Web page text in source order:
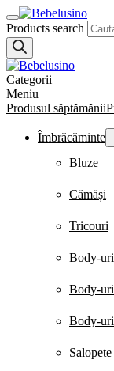
Products search
Categorii
Meniu
Produsul săptămănii
Îmbrăcăminte
Bluze
Cămăși
Tricouri
Body-
Body-
Body-
Salopete